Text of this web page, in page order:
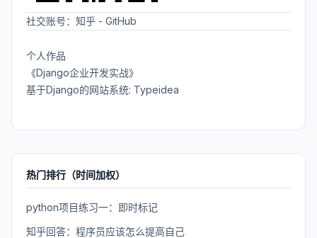
社交账号： 知乎 - GitHub
个人作品
《Django企业开发实战》
基于Django的网站系统: Typeidea
热门排行（时间加权）
python项目练习一：即时标记
知乎回答：程序员应该怎么提高自己